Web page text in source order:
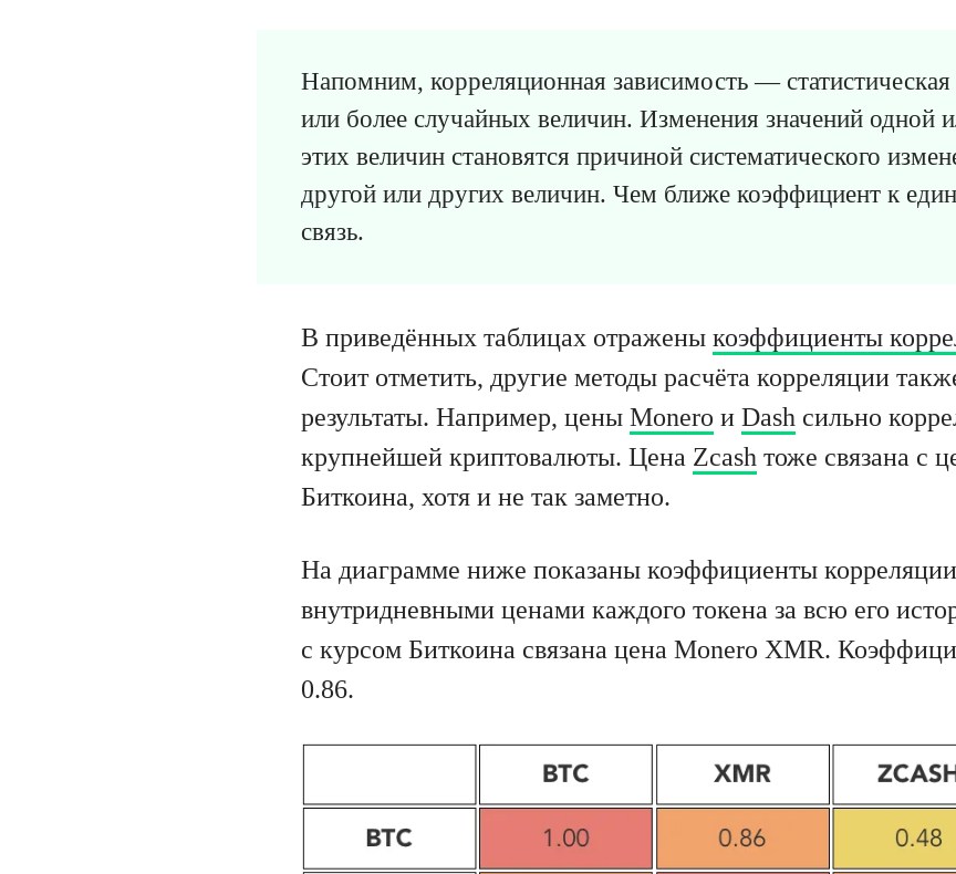
Напомним, корреляционная зависимость — статистическая
или более случайных величин. Изменения значений одной
этих величин становятся причиной систематического
другой или других величин. Чем ближе коэффициент к
связь.
В приведённых таблицах отражены коэффициенты
Стоит отметить, другие методы расчёта корреляции
результаты. Например, цены Monero и Dash сильно
крупнейшей криптовалюты. Цена Zcash тоже связана с
Биткоина, хотя и не так заметно.
На диаграмме ниже показаны коэффициенты
внутридневными ценами каждого токена за всю его
с курсом Биткоина связана цена Monero XMR.
0.86.